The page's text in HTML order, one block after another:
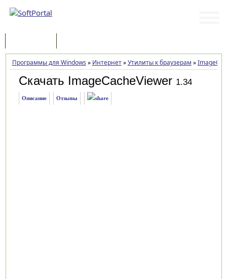
Программы для Windows » Интернет»Утилиты к браузерам »
Скачать ImageCacheViewer 1.34
Описание Отзывы